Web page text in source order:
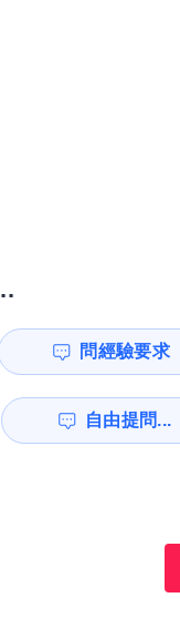
問經驗要求
自由提問...